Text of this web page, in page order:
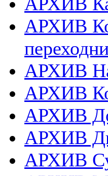
АРХИВ
АРХИВ
АРХИВ
АРХИВ
АРХИВ
АРХИВ